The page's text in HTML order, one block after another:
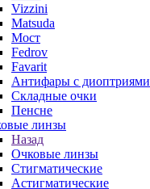
Vizzini
Matsuda
Мост
Fedrov
Favarit
Антифары с диоптриями
Складные очки
Пенсне
линзы
Назад
Очковые линзы
Стигматические
Астигматические